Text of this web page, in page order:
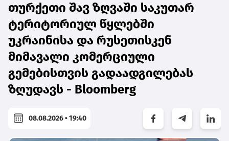
თურქეთი შავ ზღვაში საკუთარ
ტერიტორიულ წყლებში
უკრაინისა და რუსეთისკენ
მიმავალი კომერციული
გემებისთვის გადაადგილებას
ზღუდავს - Bloomberg
08.08.2026 • 19:40